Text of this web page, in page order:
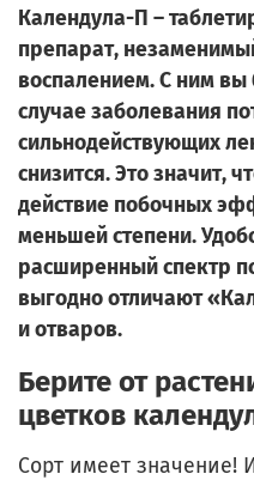
Календула-П –
препарат,
воспалением. С ним вы
случае заболевания
сильнодействующих
снизится. Это значит,
действие побочных
меньшей степени.
расширенный спектр
выгодно отличают
и отваров.
Берите от
цветков
Сорт имеет значение!